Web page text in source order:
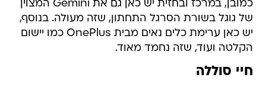
כמובן, במרכז ובחזית יש כאן גם את Gemini המצוין
של גוגל בשורת הסרגל התחתון, שזה מעולה. בנוסף,
יש כאן ערימת כלים נאים מבית OnePlus כמו יישום
הקלטה ועוד, שזה נחמד מאוד.
חיי סוללה